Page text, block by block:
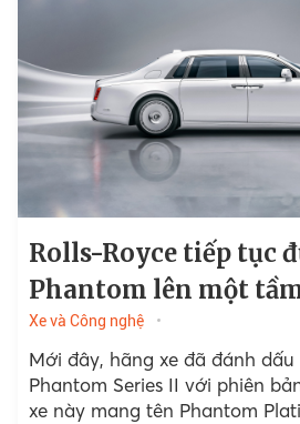
Rolls-Royce tiếp tục
Phantom lên một
Xe và Công nghệ
Mới đây, hãng xe đã đánh
Phantom Series II với phiên
xe này mang tên Phantom